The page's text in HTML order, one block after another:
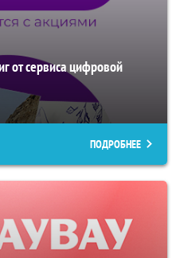
от сервиса цифровой
ПОДРОБНЕЕ